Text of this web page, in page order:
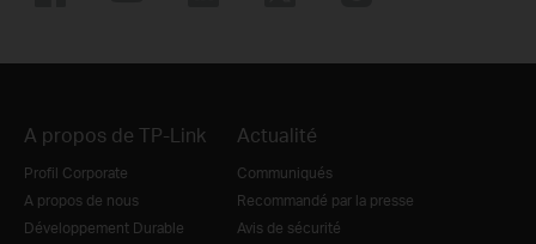
A propos de TP-Link
Profil Corporate
A propos de nous
Développement Durable
Actualité
Communiqués
Recommandé par la presse
Avis de sécurité